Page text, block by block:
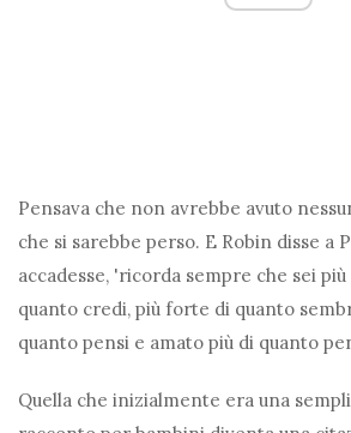
Pensava che non avrebbe avuto
che si sarebbe perso. E Robin disse a
accadesse, 'ricorda sempre che sei
quanto credi, più forte di quanto
quanto pensi e amato più di quanto
Quella che inizialmente era una